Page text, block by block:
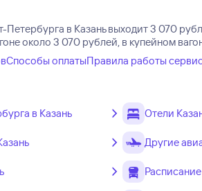
в Казань выходит 3 070
около 3 070 рублей, в купейном
Способы оплатыПравила работы
в Казань Отели
Другие